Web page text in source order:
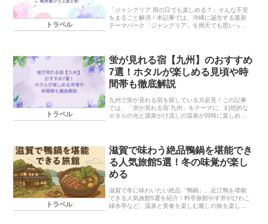
トラベル
「ジャングリア 雨の日でも楽しめる？」そんな不安
をまるごと解消！本記事では、沖縄に誕生する最新
テーマパーク「ジャングリア」を雨天でも思いっき
更のルールまで詳しく紹介。
トラベル
蛍が見れる宿【九州】のおすすめ
7選！ホタルが楽しめる見頃や時
間帯も徹底解説
九州で蛍が見れる宿を探している方必見！この記事
では、「蛍が見れる宿 九州」をテーマに、幻想的な
ホタルの光と源泉かけ流しの温泉が同時に楽しめ
初夏の旅を幻想的な夜にしたい方は、ぜひチェック
してみてくださいね。
トラベル
滋賀で味わう絶品鴨鍋を堪能でき
る人気旅館5選！冬の味覚が楽し
める
滋賀で冬に味わいたい絶品「鴨鍋」。近江鴨を堪能
できる人気旅館5選を紹介！料亭旅館やす井やびわこ
緑水亭など、温泉と美食を楽しむ癒しの旅を楽しん